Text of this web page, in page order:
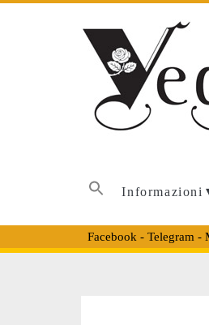
Informazioni
Facebook - Telegram -